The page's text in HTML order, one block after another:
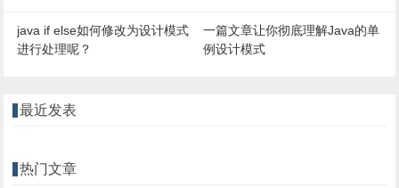
java if else如何修改为设计模式
进行处理呢？
一篇文章让你彻底理解Java的单
例设计模式
最近发表
热门文章